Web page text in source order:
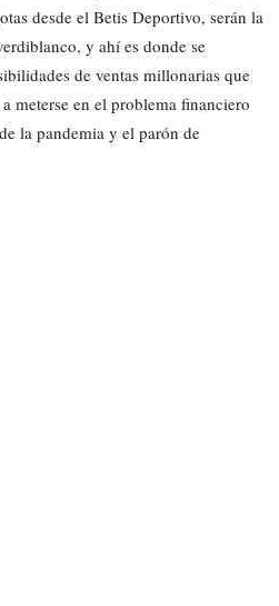
desde el Betis Deportivo, serán la
y ahí es donde se
de ventas millonarias que
meterse en el problema financiero
la pandemia y el parón de